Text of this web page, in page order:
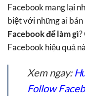
Facebook mang lại
biệt với những ai bán
Facebook để làm gì
Facebook hiệu quả
Xem ngay:
Follow